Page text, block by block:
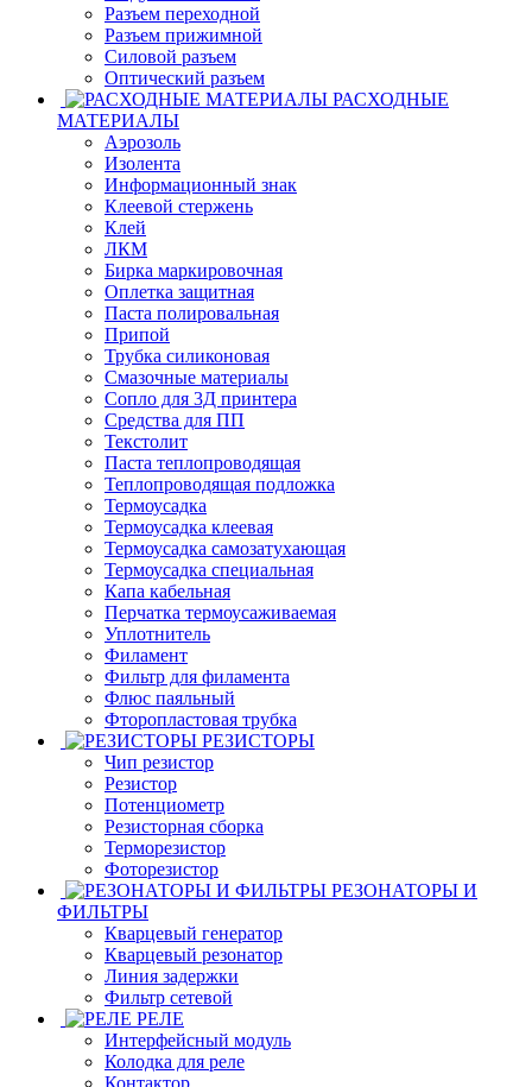
Разъем переходной
Разъем прижимной
Силовой разъем
Оптический разъем
РАСХОДНЫЕ
МАТЕРИАЛЫ
Аэрозоль
Изолента
Информационный знак
Клеевой стержень
Клей
ЛКМ
Бирка маркировочная
Оплетка защитная
Паста полировальная
Припой
Трубка силиконовая
Смазочные материалы
Сопло для 3Д принтера
Средства для ПП
Текстолит
Паста теплопроводящая
Теплопроводящая подложка
Термоусадка
Термоусадка клеевая
Термоусадка самозатухающая
Термоусадка специальная
Капа кабельная
Перчатка термоусаживаемая
Уплотнитель
Филамент
Фильтр для филамента
Флюс паяльный
Фторопластовая трубка
РЕЗИСТОРЫ
Чип резистор
Резистор
Потенциометр
Резисторная сборка
Терморезистор
Фоторезистор
РЕЗОНАТОРЫ И
ФИЛЬТРЫ
Кварцевый генератор
Кварцевый резонатор
Линия задержки
Фильтр сетевой
РЕЛЕ
Интерфейсный модуль
Колодка для реле
Контактор